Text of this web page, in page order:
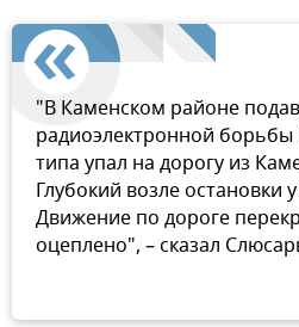
"В Каменском районе
радиоэлектронной
типа упал на дорогу из
Глубокий возле остановки
Движение по дороге
оцеплено", – сказал